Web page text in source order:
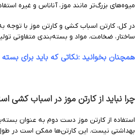
میوه‌های بزرگ‌تر مانند موز، آناناس و غیره
در کل، کارتن اسباب کشی و کارتن موز با توجه به
ساختار، ضخامت، مواد و بسته‌بندی متفاوتی
همچنان بخوانید :نکاتی که باید برای بسته
چرا نباید از کارتن موز در اسباب کشی
استفاده از کارتن موز دست دوم به عنوان
بهداشتی نیست. این کارتن‌ها ممکن است در